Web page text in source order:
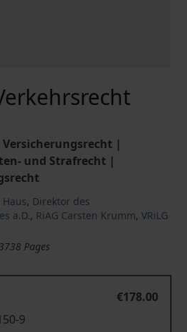
|
und Strafrecht |
, Direktor des
a.D., RiAG Carsten Krumm, VRiLG
Pages
€178.00
9